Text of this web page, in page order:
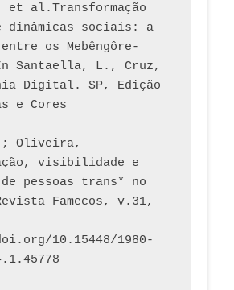
et al.Transformação
sociais: a
os Mebêngôre-
Santaella, L., Cruz,
Digital. SP, Edição
e Cores
Oliveira,
visibilidade e
pessoas trans* no
Famecos, v.31,
10.15448/1980-